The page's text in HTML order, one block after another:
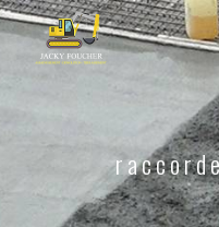
Panneau de gestion des